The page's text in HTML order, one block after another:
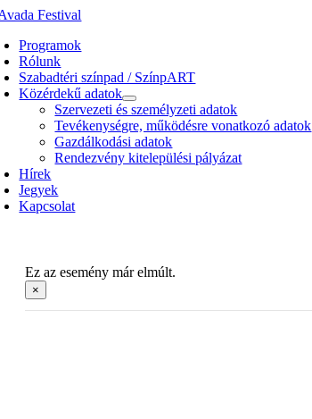
Kihagyás
Programok
Rólunk
Szabadtéri színpad / SzínpART
Közérdekű adatok
Szervezeti és személyzeti adatok
Tevékenységre, működésre vonatkozó adatok
Gazdálkodási adatok
Rendezvény kitelepülési pályázat
Hírek
Jegyek
Kapcsolat
Ez az esemény már elmúlt.
×